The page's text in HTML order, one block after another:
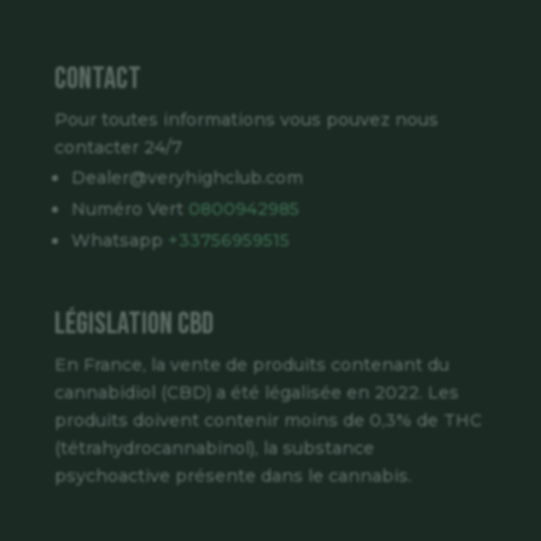
Contact
Pour toutes informations vous pouvez nous
contacter 24/7
Dealer@veryhighclub.com
Numéro Vert 0800942985
Whatsapp +33756959515
Législation CBD
En France, la vente de produits contenant du
cannabidiol (CBD) a été légalisée en 2022. Les
produits doivent contenir moins de 0,3% de THC
(tétrahydrocannabinol), la substance
psychoactive présente dans le cannabis.